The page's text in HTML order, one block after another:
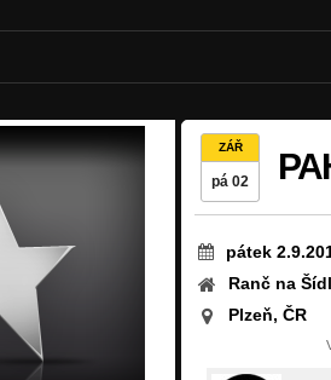
ZÁŘ
pá 02
pátek
Ranč na
Plzeň, ČR